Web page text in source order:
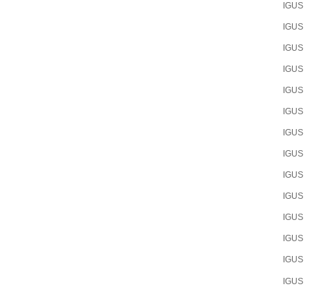
IGUS
IGUS
IGUS
IGUS
IGUS
IGUS
IGUS
IGUS
IGUS
IGUS
IGUS
IGUS
IGUS
IGUS